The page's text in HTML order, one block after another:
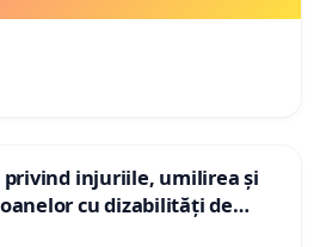
privind injuriile, umilirea și
cu dizabilități de
„Gorici”